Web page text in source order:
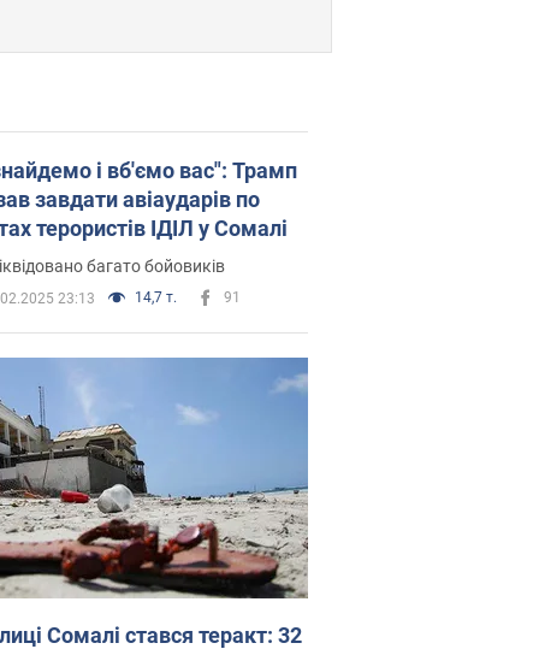
і вб'ємо вас": Трамп
завдати авіаударів по
терористів ІДІЛ у Сомалі
багато бойовиків
23:13 14,7 т. 91
Сомалі стався теракт: 32